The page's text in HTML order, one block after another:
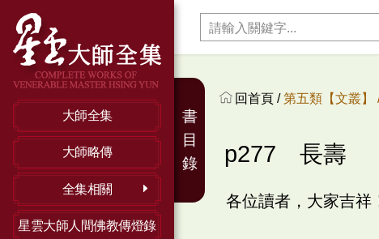
大師全集
大師略傳
全集相關
星雲大師人間佛教傳燈錄
回首頁 /第五類【文叢】
p277 長壽
各位讀者，大家吉祥
書
目
錄